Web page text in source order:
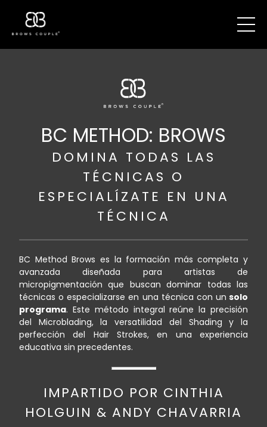
BC METHOD: BROWS
DOMINA TODAS LAS
TÉCNICAS O
ESPECIALÍZATE EN UNA
TÉCNICA
BC Method Brows es la formación más completa y
avanzada diseñada para artistas de
micropigmentación que buscan dominar todas las
técnicas o especializarse en una técnica con un solo
programa. Este método integral reúne la precisión
del Microblading, la versatilidad del Shading y la
perfección del Hair Strokes, en una experiencia
educativa sin precedentes.
IMPARTIDO POR CINTHIA
HOLGUIN & ANDY CHAVARRIA